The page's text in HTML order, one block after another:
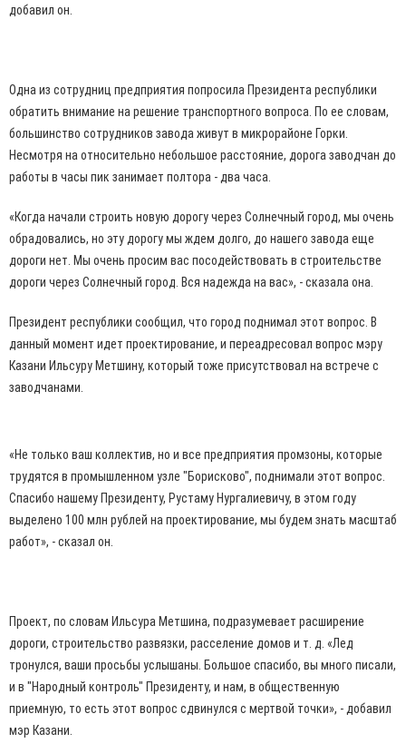
добавил он.
Одна из сотрудниц предприятия попросила Президента республики
обратить внимание на решение транспортного вопроса. По ее словам,
большинство сотрудников завода живут в микрорайоне Горки.
Несмотря на относительно небольшое расстояние, дорога заводчан до
работы в часы пик занимает полтора - два часа.
«Когда начали строить новую дорогу через Солнечный город, мы очень
обрадовались, но эту дорогу мы ждем долго, до нашего завода еще
дороги нет. Мы очень просим вас посодействовать в строительстве
дороги через Солнечный город. Вся надежда на вас», - сказала она.
Президент республики сообщил, что город поднимал этот вопрос. В
данный момент идет проектирование, и переадресовал вопрос мэру
Казани Ильсуру Метшину, который тоже присутствовал на встрече с
заводчанами.
«Не только ваш коллектив, но и все предприятия промзоны, которые
трудятся в промышленном узле "Борисково", поднимали этот вопрос.
Спасибо нашему Президенту, Рустаму Нургалиевичу, в этом году
выделено 100 млн рублей на проектирование, мы будем знать масштаб
работ», - сказал он.
Проект, по словам Ильсура Метшина, подразумевает расширение
дороги, строительство развязки, расселение домов и т. д. «Лед
тронулся, ваши просьбы услышаны. Большое спасибо, вы много писали,
и в "Народный контроль" Президенту, и нам, в общественную
приемную, то есть этот вопрос сдвинулся с мертвой точки», - добавил
мэр Казани.